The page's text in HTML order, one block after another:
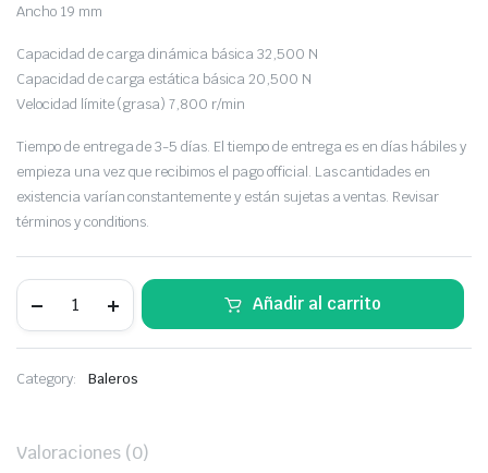
Ancho 19 mm
Capacidad de carga dinámica básica 32,500 N
Capacidad de carga estática básica 20,500 N
Velocidad límite (grasa) 7,800 r/min
Tiempo de entrega de 3-5 días. El tiempo de entrega es en días hábiles y
empieza una vez que recibimos el pago official. Las cantidades en
existencia varían constantemente y están sujetas a ventas. Revisar
términos y conditions.
Añadir al carrito
Category: Baleros
Valoraciones (0)